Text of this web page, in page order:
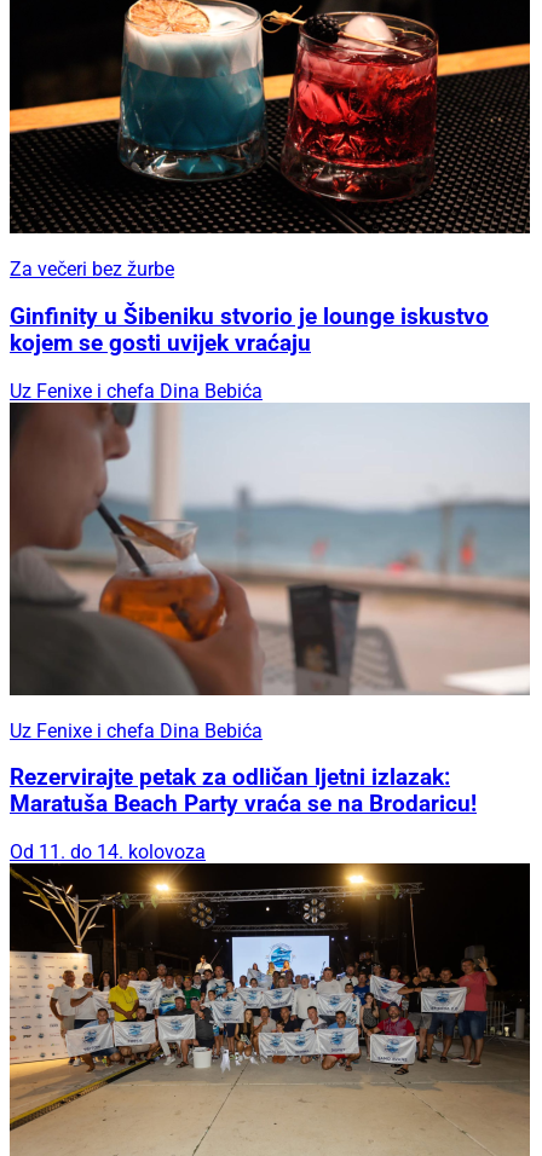
Za večeri bez žurbe
Ginfinity u Šibeniku stvorio je lounge iskustvo
kojem se gosti uvijek vraćaju
Uz Fenixe i chefa Dina Bebića
Uz Fenixe i chefa Dina Bebića
Rezervirajte petak za odličan ljetni izlazak:
Maratuša Beach Party vraća se na Brodaricu!
Od 11. do 14. kolovoza